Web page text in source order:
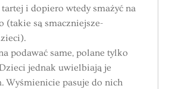
tartej i dopiero wtedy smażyć na
(takie są smaczniejsze-
podawać same, polane tylko
jednak uwielbiają je
Wyśmienicie pasuje do nich